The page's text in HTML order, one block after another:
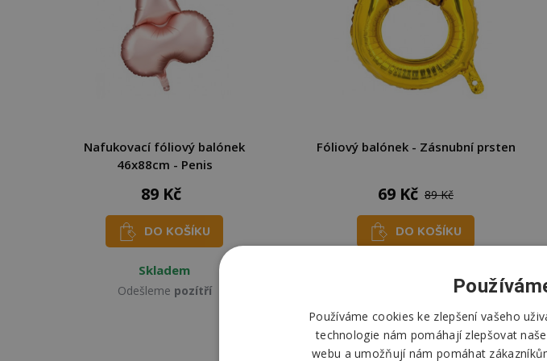
Nafukovací fóliový balónek
46x88cm - Penis
89 Kč
DO KOŠÍKU
Skladem
Odešleme pozítří
Fóliový balónek - Zásnubní prsten
69 Kč 89 Kč
DO KOŠÍKU
pozítří
Používáme cookies ke zlepšení vašeho
technologie nám pomáhají zlepšovat
webu a umožňují nám pomáhat